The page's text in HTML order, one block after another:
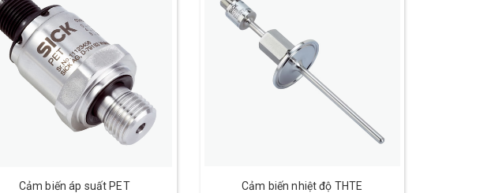
Cảm biến áp suất PET Cảm biến nhiệt độ THTE